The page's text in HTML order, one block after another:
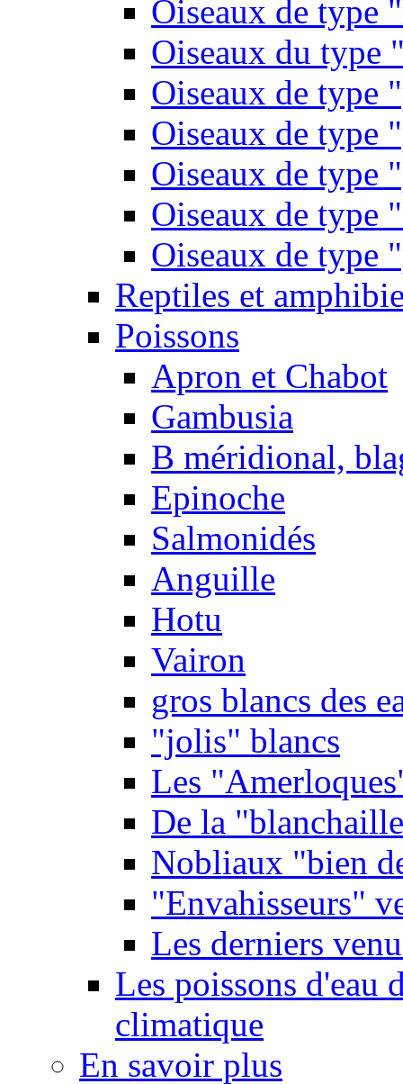
Oiseaux de type
Oiseaux du type
Oiseaux de type
Oiseaux de type
Oiseaux de type
Oiseaux de type
Oiseaux de type
Reptiles et
Poissons
Apron et Chabot
Gambusia
B méridional,
Epinoche
Salmonidés
Anguille
Hotu
Vairon
gros blancs des
"jolis" blancs
Les
De la
Nobliaux "bien
"Envahisseurs"
Les derniers
Les poissons d'eau
climatique
En savoir plus